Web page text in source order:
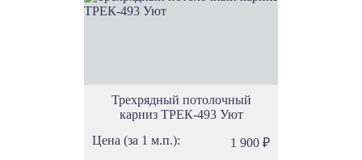
Трехрядный потолочный
карниз ТРЕК-493 Уют
Цена (за 1 м.п.):
1 900 ₽